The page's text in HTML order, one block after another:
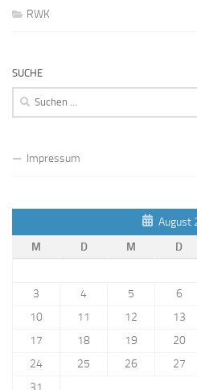
RWK
SUCHE
Suchen
nach:
Impressum
August
M
D M D
3
4 5 6
10
11 12 13
17
18 19 20
24
25 26 27